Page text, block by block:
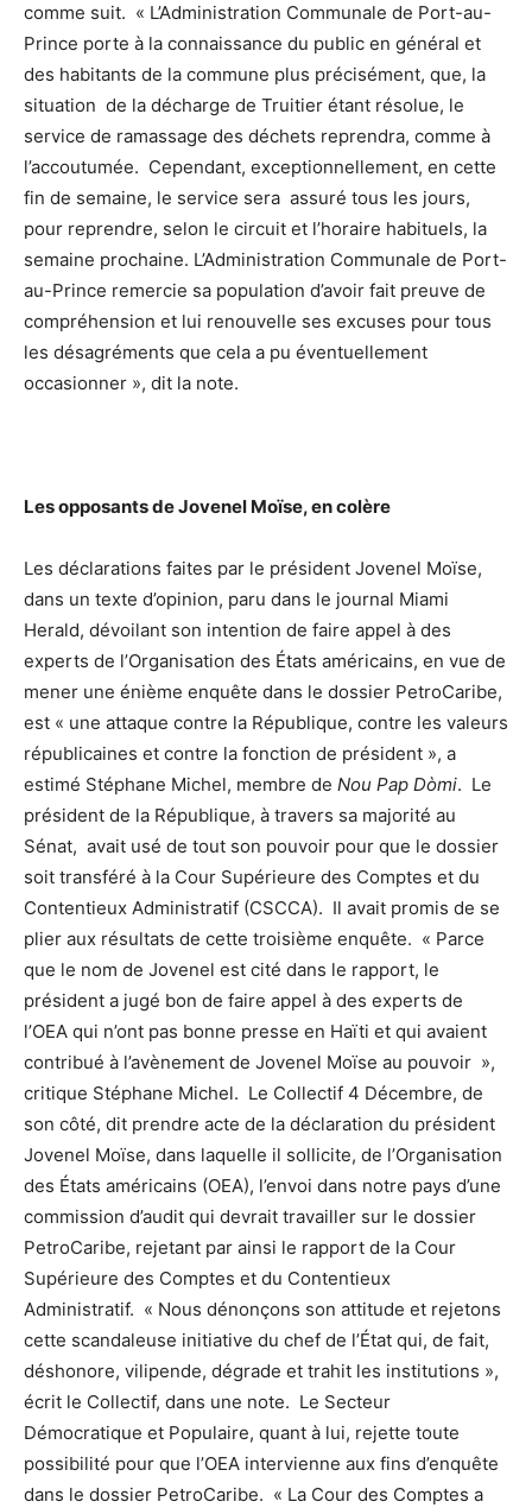
comme suit. « L’Administration Communale de Port-au-
Prince porte à la connaissance du public en général et
des habitants de la commune plus précisément, que, la
situation de la décharge de Truitier étant résolue, le
service de ramassage des déchets reprendra, comme à
l’accoutumée. Cependant, exceptionnellement, en cette
fin de semaine, le service sera assuré tous les jours,
pour reprendre, selon le circuit et l’horaire habituels, la
semaine prochaine. L’Administration Communale de Port-
au-Prince remercie sa population d’avoir fait preuve de
compréhension et lui renouvelle ses excuses pour tous
les désagréments que cela a pu éventuellement
occasionner », dit la note.
Les opposants de Jovenel Moïse, en colère
Les déclarations faites par le président Jovenel Moïse,
dans un texte d’opinion, paru dans le journal Miami
Herald, dévoilant son intention de faire appel à des
experts de l’Organisation des États américains, en vue de
mener une énième enquête dans le dossier PetroCaribe,
est « une attaque contre la République, contre les valeurs
républicaines et contre la fonction de président », a
estimé Stéphane Michel, membre de Nou Pap Dòmi. Le
président de la République, à travers sa majorité au
Sénat, avait usé de tout son pouvoir pour que le dossier
soit transféré à la Cour Supérieure des Comptes et du
Contentieux Administratif (CSCCA). Il avait promis de se
plier aux résultats de cette troisième enquête. « Parce
que le nom de Jovenel est cité dans le rapport, le
président a jugé bon de faire appel à des experts de
l’OEA qui n’ont pas bonne presse en Haïti et qui avaient
contribué à l’avènement de Jovenel Moïse au pouvoir »,
critique Stéphane Michel. Le Collectif 4 Décembre, de
son côté, dit prendre acte de la déclaration du président
Jovenel Moïse, dans laquelle il sollicite, de l’Organisation
des États américains (OEA), l’envoi dans notre pays d’une
commission d’audit qui devrait travailler sur le dossier
PetroCaribe, rejetant par ainsi le rapport de la Cour
Supérieure des Comptes et du Contentieux
Administratif. « Nous dénonçons son attitude et rejetons
cette scandaleuse initiative du chef de l’État qui, de fait,
déshonore, vilipende, dégrade et trahit les institutions »,
écrit le Collectif, dans une note. Le Secteur
Démocratique et Populaire, quant à lui, rejette toute
possibilité pour que l’OEA intervienne aux fins d’enquête
dans le dossier PetroCaribe. « La Cour des Comptes a